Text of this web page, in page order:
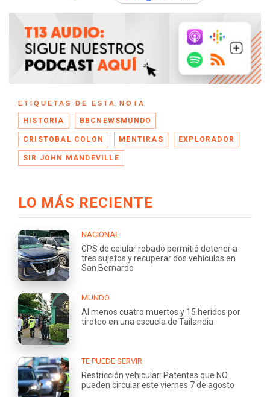
ETIQUETAS DE ESTA NOTA
HISTORIA BBCNEWSMUNDO
CRISTOBAL COLON MENTIRAS EXPLORADOR
SIR JOHN MANDEVILLE
LO MÁS RECIENTE
NACIONAL
GPS de celular robado permitió detener a
tres sujetos y recuperar dos vehículos en
San Bernardo
MUNDO
Al menos cuatro muertos y 15 heridos por
tiroteo en una escuela de Tailandia
TE PUEDE SERVIR
Restricción vehicular: Patentes que NO
pueden circular este viernes 7 de agosto